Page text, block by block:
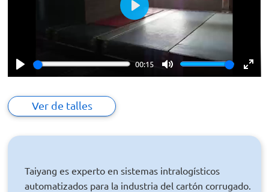
Play
00:15
Mute
Play
Ver de talles
Taiyang es experto en sistemas intralogísticos
automatizados para la industria del cartón corrugado.